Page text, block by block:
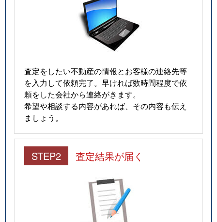
査定をしたい不動産の情報とお客様の連絡先等
を入力して依頼完了。早ければ数時間程度で依
頼をした会社から連絡がきます。
希望や相談する内容があれば、その内容も伝え
ましょう。
STEP2 査定結果が届く